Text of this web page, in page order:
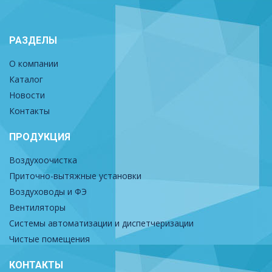
РАЗДЕЛЫ
О компании
Каталог
Новости
Контакты
ПРОДУКЦИЯ
Воздухоочистка
Приточно-вытяжные установки
Воздуховоды и ФЭ
Вентиляторы
Системы автоматизации и диспетчеризации
Чистые помещения
КОНТАКТЫ